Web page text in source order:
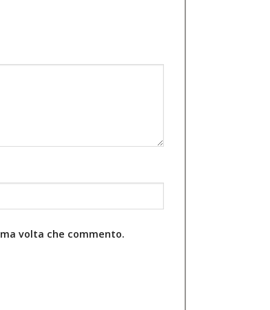
volta che commento.